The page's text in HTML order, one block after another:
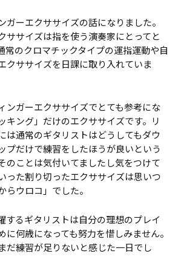
ガーエクササイズの話になりました。
ササイズは指を使う演奏家にとってと
常のクロマチックタイプの運指運動や自
クササイズを日課に取り入れていま
ンガーエクササイズでとても参考にな
キング」だけのエクササイズです。リ
は通常のギタリストはどうしてもダウ
プだけで練習をしたほうが良いという
のことは気付いてましたし気をつけて
った割り切ったエクササイズは思いつ
らウロコ」でした。
するギタリストは自分の理想のプレイ
に何歳になっても努力を惜しみません。
だ練習が足りないと感じた一日でし